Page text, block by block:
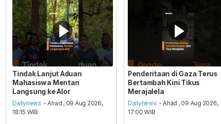
Tindak Lanjut Aduan
Mahasiswa Mentan
Langsung ke Alor
Dailynews - Ahad , 09 Aug 2026,
18:15 WIB
Penderitaan di Gaza Terus
Bertambah Kini Tikus
Merajalela
Dailynews - Ahad , 09 Aug 2026,
17:00 WIB